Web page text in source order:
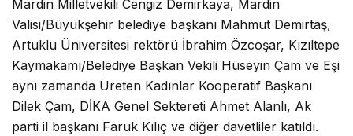
Mardin Milletvekili Cengiz Demirkaya, Mardin
Valisi/Büyükşehir belediye başkanı Mahmut Demirtaş,
Artuklu Üniversitesi rektörü İbrahim Özcoşar, Kızıltepe
Kaymakamı/Belediye Başkan Vekili Hüseyin Çam ve Eşi
aynı zamanda Üreten Kadınlar Kooperatif Başkanı
Dilek Çam, DİKA Genel Sektereti Ahmet Alanlı, Ak
parti il başkanı Faruk Kılıç ve diğer davetliler katıldı.